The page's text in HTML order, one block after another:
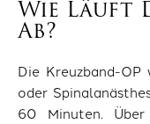
Wie Läuft
Ab?
Die Kreuzband-
oder
60 Minuten.